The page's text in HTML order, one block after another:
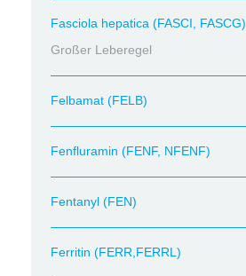
Fasciola hepatica (FASCI, FASCG)
Großer Leberegel
Felbamat (FELB)
Fenfluramin (FENF, NFENF)
Fentanyl (FEN)
Ferritin (FERR,FERRL)